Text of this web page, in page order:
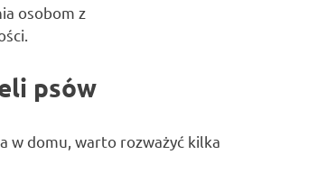
osobom z
psów
w domu, warto rozważyć kilka